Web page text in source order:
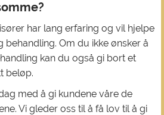
har lang erfaring og vil hjelpe
behandling. Om du ikke ønsker å
kan du også gi bort et
beløp.
med å gi kundene våre de
Vi gleder oss til å få lov til å gi